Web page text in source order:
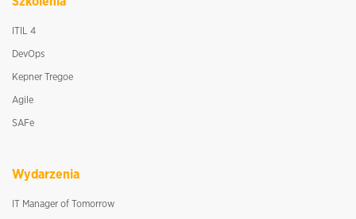
ITIL 4
DevOps
Kepner Tregoe
Agile
SAFe
Wydarzenia
IT Manager of Tomorrow